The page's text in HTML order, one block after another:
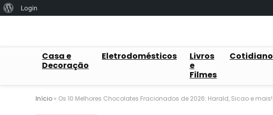
Sobre
Login
Casa e
Decoração
Eletrodomésticos
Livros
e
Filmes
Cotidiano
Início » Os 10 Melhores Chocolates Fracionados de 2026: Harald, Sicao e mais!